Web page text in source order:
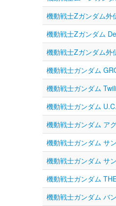
機動戦士Zガンダム外
機動戦士Zガンダム
機動戦士Ζガンダム外
機動戦士ガンダム
機動戦士ガンダム
機動戦士ガンダム
機動戦士ガンダム ア
機動戦士ガンダム サ
機動戦士ガンダム サ
機動戦士ガンダム
機動戦士ガンダム バ